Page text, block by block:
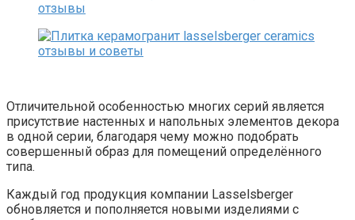
Отличительной особенностью многих серий является
присутствие настенных и напольных элементов декора
в одной серии, благодаря чему можно подобрать
совершенный образ для помещений определённого
типа.
Каждый год продукция компании Lasselsberger
обновляется и пополняется новыми изделиями с